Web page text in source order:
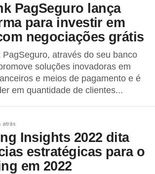
PagSeguro lança
para investir em
negociações grátis
PagSeguro, através do seu banco
soluções inovadoras em
e meios de pagamento e é
em quantidade de clientes...
atrás
Insights 2022 dita
estratégicas para o
em 2022